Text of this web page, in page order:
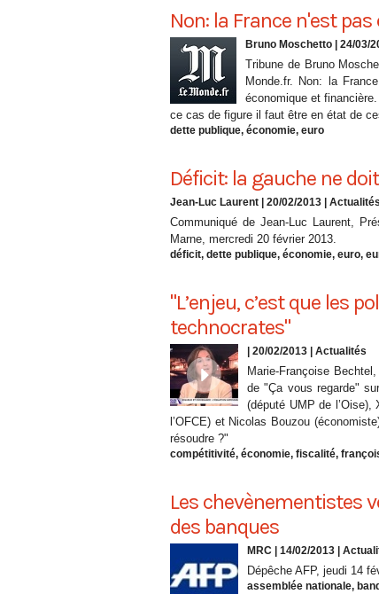
Non: la France n'est
Bruno Moschetto | 24/03/
Tribune de Bruno
Monde.fr. Non: la
économique et
ce cas de figure il faut être en état de
dette publique, économie, euro
Déficit: la gauche ne
Jean-Luc Laurent | 20/02/2013 Actualités
Communiqué de Jean-Luc Laurent,
Marne, mercredi 20 février 2013.
déficit, dette publique, économie, euro,
"L’enjeu, c’est que les
technocrates"
| 20/02/2013 Actualités
Marie-Françoise
de "Ça vous regarde"
(député UMP de
l’OFCE) et Nicolas Bouzou
résoudre ?"
compétitivité, économie, fiscalité,
Les chevènementistes
des banques
MRC | 14/02/2013
Dépêche AFP, jeudi 14
assemblée nationale,